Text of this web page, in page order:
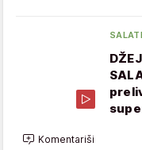
Komentariši